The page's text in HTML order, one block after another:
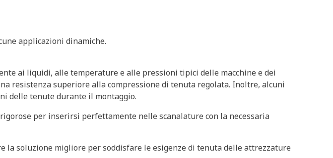
applicazioni dinamiche.
ai liquidi, alle temperature e alle pressioni tipici delle macchine e dei
resistenza superiore alla compressione di tenuta regolata. Inoltre, alcuni
delle tenute durante il montaggio.
per inserirsi perfettamente nelle scanalature con la necessaria
la soluzione migliore per soddisfare le esigenze di tenuta delle attrezzature